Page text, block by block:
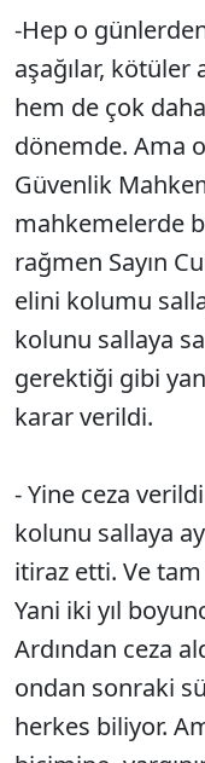
-Hep o
aşağılar,
hem de çok
dönemde. Ama
Güvenlik
mahkemelerde
rağmen Sayın
elini kolumu
kolunu sallaya
gerektiği gibi
karar verildi.
- Yine ceza
kolunu sallaya
itiraz etti. Ve tam
Yani iki yıl
Ardından ceza
ondan sonraki
herkes biliyor.